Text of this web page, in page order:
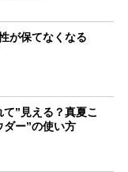
が保てなくなる
”見える？真夏こ
ダー”の使い方